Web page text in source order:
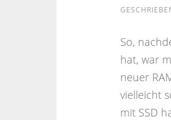
So,
hat, war
neuer
vielleicht
mit SSD